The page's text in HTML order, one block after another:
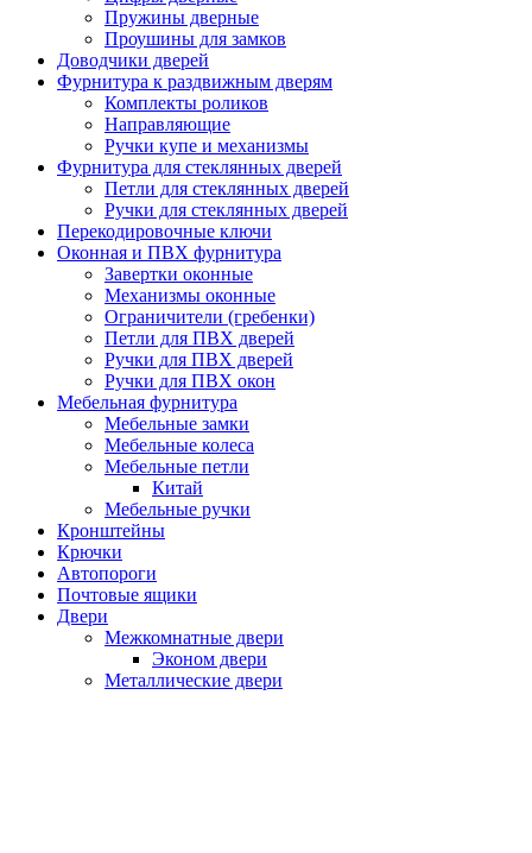
Пружины дверные
Проушины для замков
Доводчики дверей
Фурнитура к раздвижным дверям
Комплекты роликов
Направляющие
Ручки купе и механизмы
Фурнитура для стеклянных дверей
Петли для стеклянных дверей
Ручки для стеклянных дверей
Перекодировочные ключи
Оконная и ПВХ фурнитура
Завертки оконные
Механизмы оконные
Ограничители (гребенки)
Петли для ПВХ дверей
Ручки для ПВХ дверей
Ручки для ПВХ окон
Мебельная фурнитура
Мебельные замки
Мебельные колеса
Мебельные петли
Китай
Мебельные ручки
Кронштейны
Крючки
Автопороги
Почтовые ящики
Двери
Межкомнатные двери
Эконом двери
Металлические двери